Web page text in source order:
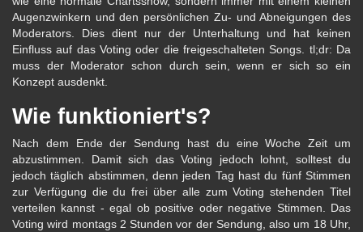
Augenzwinkern und den persönlichen Zu- und Abneigungen des
Moderators. Dies dient nur der Unterhaltung und hat keinen
Einfluss auf das Voting oder die freigeschalteten Songs. tl;dr: Da
muss der Moderator schon durch sein, wenn er sich so ein
Konzept ausdenkt.
Wie funktioniert's?
Nach dem Ende der Sendung hast du eine Woche Zeit um
abzustimmen. Damit sich das Voting jedoch lohnt, solltest du
jedoch täglich abstimmen, denn jeden Tag hast du fünf Stimmen
zur Verfügung die du frei über alle zum Voting stehenden Titel
verteilen kannst - egal ob positive oder negative Stimmen. Das
Voting wird montags 2 Stunden vor der Sendung, also um 18 Uhr,